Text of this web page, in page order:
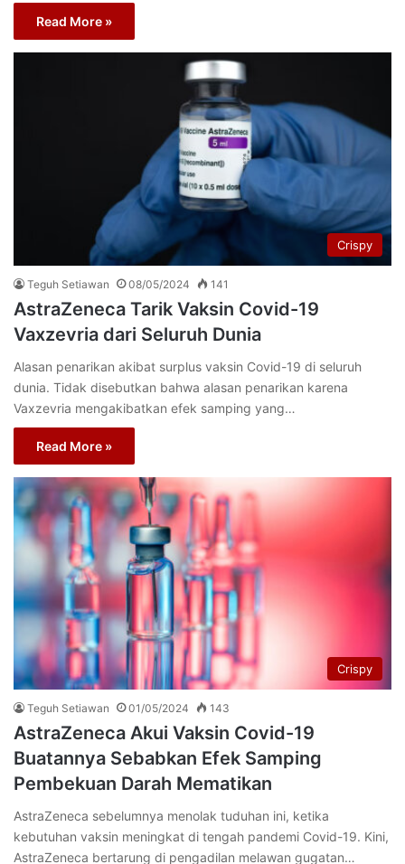
Read More »
Crispy
Teguh Setiawan 08/05/2024 141
AstraZeneca Tarik Vaksin Covid-19
Vaxzevria dari Seluruh Dunia
Alasan penarikan akibat surplus vaksin Covid-19 di seluruh
dunia. Tidak disebutkan bahwa alasan penarikan karena
Vaxzevria mengakibatkan efek samping yang…
Read More »
Crispy
Teguh Setiawan 01/05/2024 143
AstraZeneca Akui Vaksin Covid-19
Buatannya Sebabkan Efek Samping
Pembekuan Darah Mematikan
AstraZeneca sebelumnya menolak tuduhan ini, ketika
kebutuhan vaksin meningkat di tengah pandemi Covid-19. Kini,
AstraZeneca bertarung di pengadilan melawan gugatan…